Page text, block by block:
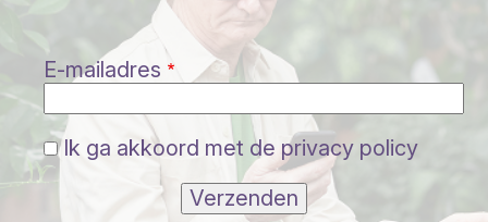
E-mailadres
Ik ga akkoord met de privacy policy
Verzenden